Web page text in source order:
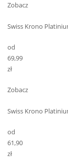
Zobacz
Swiss Krono
od
69,99
zł
Zobacz
Swiss Krono
od
61,90
zł